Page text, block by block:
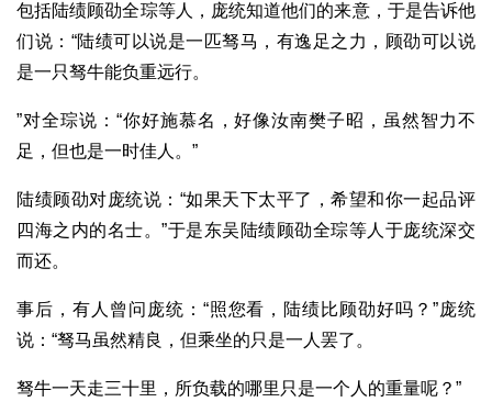
包括陆绩顾劭全琮等人，庞统知道他们的来意，于是告诉他
们说：“陆绩可以说是一匹驽马，有逸足之力，顾劭可以说
是一只驽牛能负重远行。
”对全琮说：“你好施慕名，好像汝南樊子昭，虽然智力不
足，但也是一时佳人。”
陆绩顾劭对庞统说：“如果天下太平了，希望和你一起品评
四海之内的名士。”于是东吴陆绩顾劭全琮等人于庞统深交
而还。
事后，有人曾问庞统：“照您看，陆绩比顾劭好吗？”庞统
说：“驽马虽然精良，但乘坐的只是一人罢了。
驽牛一天走三十里，所负载的哪里只是一个人的重量呢？”